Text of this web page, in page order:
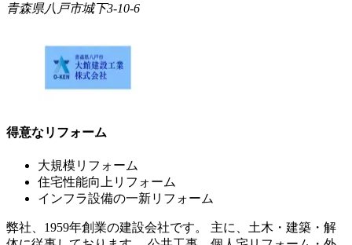
青森県八戸市城下3-10-6
得意なリフォーム
大規模リフォーム
住宅性能向上リフォーム
インフラ設備の一新リフォーム
弊社、1959年創業の建設会社です。 主に、土木・建築・解